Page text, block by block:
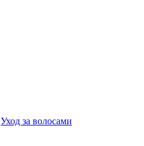
Уход за волосами